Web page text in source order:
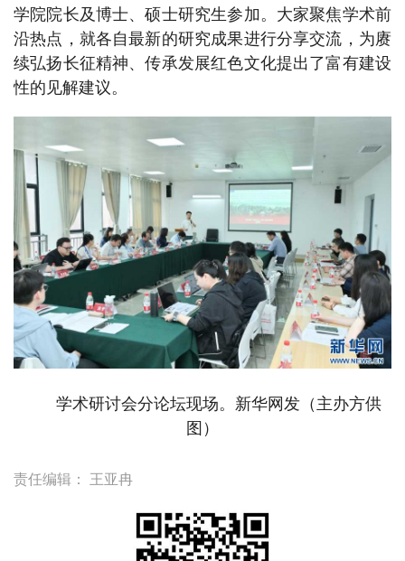
学院院长及博士、硕士研究生参加。大家聚焦学术前
沿热点，就各自最新的研究成果进行分享交流，为赓
续弘扬长征精神、传承发展红色文化提出了富有建设
性的见解建议。
学术研讨会分论坛现场。新华网发（主办方供
图）
责任编辑： 王亚冉